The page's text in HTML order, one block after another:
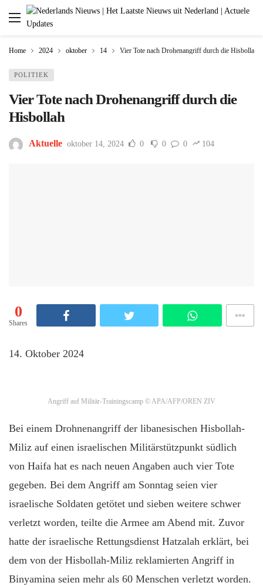
Home 2024 oktober 14 Vier Tote nach Drohenangriff durch die Hisbollah
POLITIEK
Vier Tote nach Drohenangriff durch die
Hisbollah
Aktuelle oktober 14, 2024 0 0 0 104
0
Shares
14. Oktober 2024
Angriff auf Militär-Trainingscamp© APA/AFP/OREN ZIV
Bei einem Drohnenangriff der libanesischen Hisbollah-
Miliz auf einen israelischen Militärstützpunkt südlich
von Haifa hat es nach neuen Angaben auch vier Tote
gegeben. Bei dem Angriff am Sonntag seien vier
israelische Soldaten getötet und sieben weitere schwer
verletzt worden, teilte die Armee am Abend mit. Zuvor
hatte der israelische Rettungsdienst Hatzalah erklärt, bei
dem von der Hisbollah-Miliz reklamierten Angriff in
Binyamina seien mehr als 60 Menschen verletzt worden.